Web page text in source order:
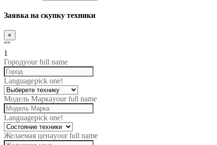
Заявка на скупку техники
×
""
1
Городyour full name
Languagepick one!
Модель Маркаyour full name
Languagepick one!
Желаемая ценаyour full name